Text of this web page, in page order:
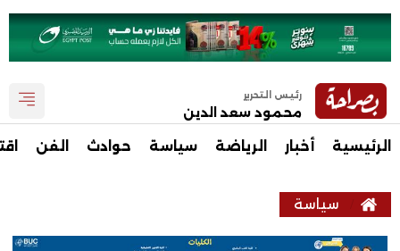
رئيس التحرير
محمود سعد الدين
الرئيسية أخبار الرياضة سياسة حوادث الفن
سياسة